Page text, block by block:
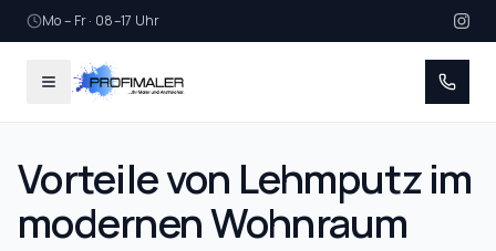
Mo – Fr · 08–17 Uhr
Vorteile von Lehmputz im
modernen Wohnraum